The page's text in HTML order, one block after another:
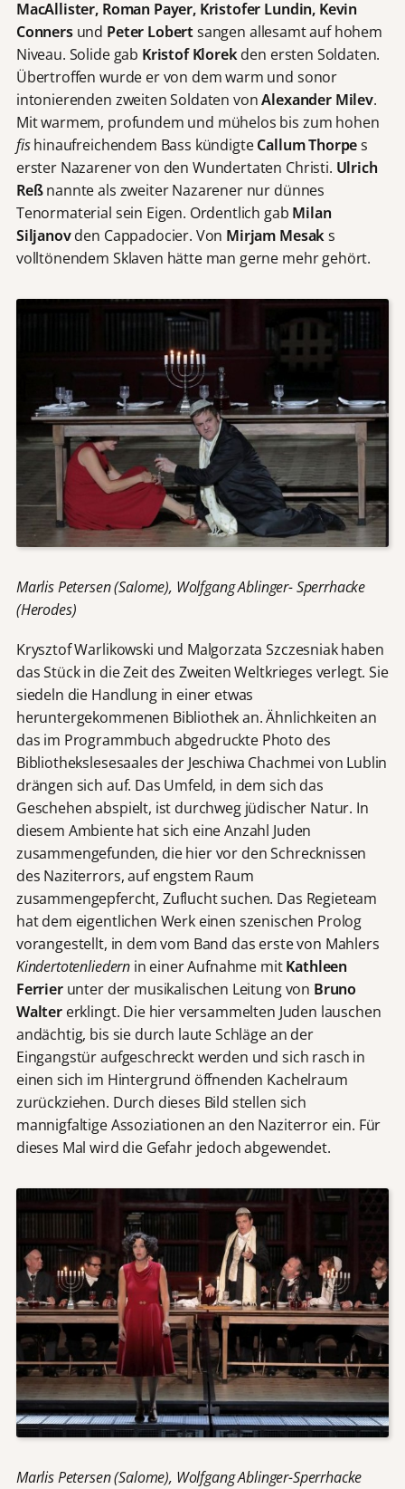
MacAllister, Roman Payer, Kristofer Lundin, Kevin
Conners und Peter Lobertsangen allesamt auf hohem
Niveau. Solide gab Kristof Klorekden ersten Soldaten.
Übertroffen wurde er von dem warm und sonor
intonierenden zweiten Soldaten vonAlexander Milev.
Mit warmem, profundem und mühelos bis zum hohen
fishinaufreichendem Bass kündigteCallum Thorpes
erster Nazarener von den Wundertaten Christi. Ulrich
Reßnannte als zweiter Nazarener nur dünnes
Tenormaterial sein Eigen. Ordentlich gab Milan
Siljanovden Cappadocier. Von Mirjam Mesaks
volltönendem Sklaven hätte man gerne mehr gehört.
Marlis Petersen (Salome), Wolfgang Ablinger- Sperrhacke
(Herodes)
Krysztof Warlikowski und Malgorzata Szczesniak haben
das Stück in die Zeit des Zweiten Weltkrieges verlegt. Sie
siedeln die Handlung in einer etwas
heruntergekommenen Bibliothek an. Ähnlichkeiten an
das im Programmbuch abgedruckte Photo des
Bibliothekslesesaales der Jeschiwa Chachmei von Lublin
drängen sich auf. Das Umfeld, in dem sich das
Geschehen abspielt, ist durchweg jüdischer Natur. In
diesem Ambiente hat sich eine Anzahl Juden
zusammengefunden, die hier vor den Schrecknissen
des Naziterrors, auf engstem Raum
zusammengepfercht, Zuflucht suchen. Das Regieteam
hat dem eigentlichen Werk einen szenischen Prolog
vorangestellt, in dem vom Band das erste von Mahlers
Kindertotenliedern in einer Aufnahme mitKathleen
Ferrierunter der musikalischen Leitung von Bruno
Waltererklingt. Die hier versammelten Juden lauschen
andächtig, bis sie durch laute Schläge an der
Eingangstür aufgeschreckt werden und sich rasch in
einen sich im Hintergrund öffnenden Kachelraum
zurückziehen. Durch dieses Bild stellen sich
mannigfaltige Assoziationen an den Naziterror ein. Für
dieses Mal wird die Gefahr jedoch abgewendet.
Marlis Petersen (Salome), Wolfgang Ablinger-Sperrhacke